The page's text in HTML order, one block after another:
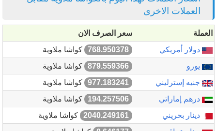
العملات الاخرى
العملة
سعر الصرف الان
دولار أمريكي
768.950378
كواشا ملاوية
يورو
879.559366
كواشا ملاوية
جنيه إسترليني
977.183241
كواشا ملاوية
درهم إماراتي
194.257506
كواشا ملاوية
دينار بحريني
2040.249161
كواشا ملاوية